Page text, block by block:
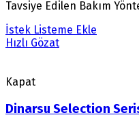
Tavsiye Edilen Bakım
İstek Listeme Ekle
Hızlı Gözat
Kapat
Dinarsu Selection